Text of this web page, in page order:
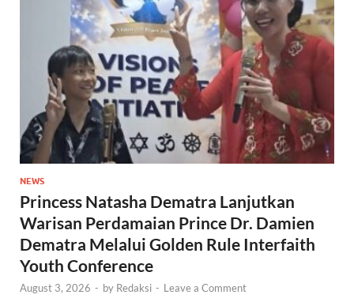
NEWS
Princess Natasha Dematra Lanjutkan
Warisan Perdamaian Prince Dr. Damien
Dematra Melalui Golden Rule Interfaith
Youth Conference
August 3, 2026 - by Redaksi - Leave a Comment